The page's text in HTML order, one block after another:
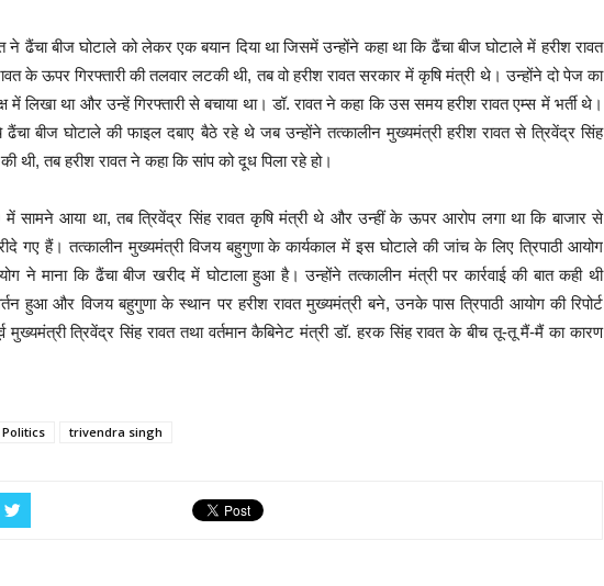
ने ढैंचा बीज घोटाले को लेकर एक बयान दिया था जिसमें उन्होंने कहा था कि ढैंचा बीज घोटाले में हरीश रावत
के ऊपर गिरफ्तारी की तलवार लटकी थी, तब वो हरीश रावत सरकार में कृषि मंत्री थे। उन्होंने दो पेज का
में लिखा था और उन्हें गिरफ्तारी से बचाया था। डॉ. रावत ने कहा कि उस समय हरीश रावत एम्स में भर्ती थे।
बीज घोटाले की फाइल दबाए बैठे रहे थे जब उन्होंने तत्कालीन मुख्यमंत्री हरीश रावत से त्रिवेंद्र सिंह
थी, तब हरीश रावत ने कहा कि सांप को दूध पिला रहे हो।
में सामने आया था, तब त्रिवेंद्र सिंह रावत कृषि मंत्री थे और उन्हीं के ऊपर आरोप लगा था कि बाजार से
गए हैं। तत्कालीन मुख्यमंत्री विजय बहुगुणा के कार्यकाल में इस घोटाले की जांच के लिए त्रिपाठी आयोग
ने माना कि ढैंचा बीज खरीद में घोटाला हुआ है। उन्होंने तत्कालीन मंत्री पर कार्रवाई की बात कही थी
हुआ और विजय बहुगुणा के स्थान पर हरीश रावत मुख्यमंत्री बने, उनके पास त्रिपाठी आयोग की रिपोर्ट
मुख्यमंत्री त्रिवेंद्र सिंह रावत तथा वर्तमान कैबिनेट मंत्री डॉ. हरक सिंह रावत के बीच तू-तू मैं-मैं का कारण
Politics trivendra singh